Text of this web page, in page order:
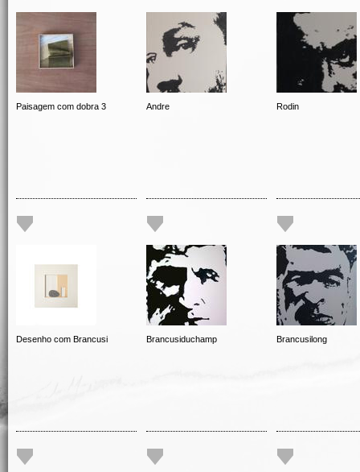
Paisagem com dobra 3 Andre Rodin
Desenho com Brancusi Brancusiduchamp Brancusilong